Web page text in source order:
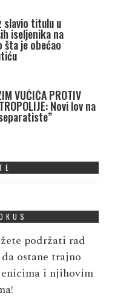
slavio titulu u
iseljenika na
šta je obećao
VUČIĆA PROTIV
Novi lov na
podržati rad
ostane trajno
i njihovim